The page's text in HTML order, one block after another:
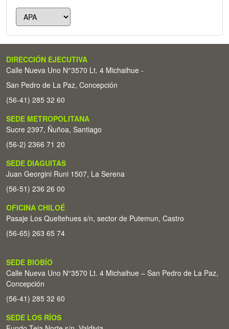
DIRECCIÓN EJECUTIVA
Calle Nueva Uno N°3570 Lt. 4 Michaihue -
San Pedro de La Paz, Concepción
(56-41) 285 32 60
SEDE METROPOLITANA
Sucre 2397, Ñuñoa, Santiago
(56-2) 2366 71 20
SEDE DIAGUITAS
Juan Georgini Runi 1507, La Serena
(56-51) 236 26 00
OFICINA CHILOÉ
Pasaje Los Queltehues s/n, sector de Putemun, Castro
(56-65) 263 65 74
SEDE BIOBÍO
Calle Nueva Uno N°3570 Lt. 4 Michaihue – San Pedro de La Paz,
Concepción
(56-41) 285 32 60
SEDE LOS RÍOS